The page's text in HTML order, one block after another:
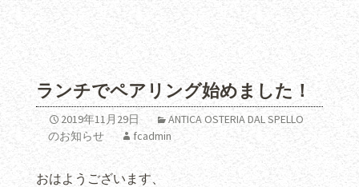
ランチでペアリング始めました！
2019年11月29日
ANTICA OSTERIA DAL SPELLO
のお知らせ
fcadmin
おはようございます、